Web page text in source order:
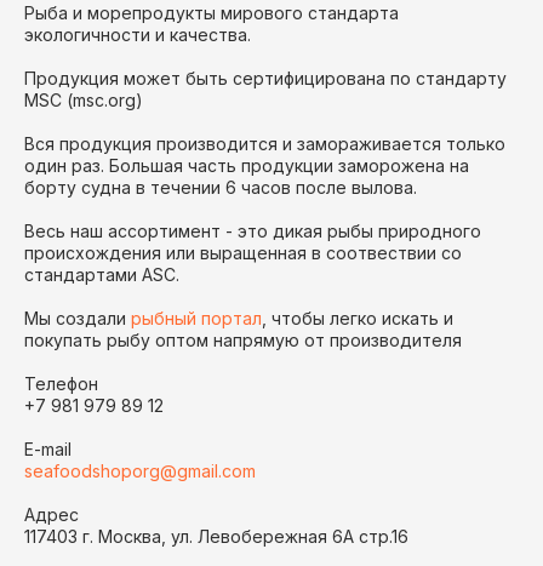
Рыба и морепродукты мирового стандарта
экологичности и качества.
Продукция может быть сертифицирована по стандарту
MSC (msc.org)
Вся продукция производится и замораживается только
один раз. Большая часть продукции заморожена на
борту судна в течении 6 часов после вылова.
Весь наш ассортимент - это дикая рыбы природного
происхождения или выращенная в соотвествии со
стандартами ASC.
Мы создали рыбный портал , чтобы легко искать и
покупать рыбу оптом напрямую от производителя
Телефон
+7 981 979 89 12
E-mail
seafoodshoporg@gmail.com
Адрес
117403 г. Москва, ул. Левобережная 6А стр.16